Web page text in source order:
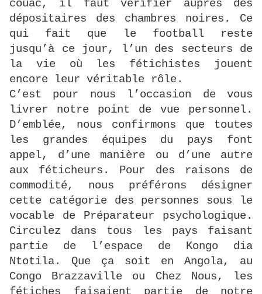
couac, il faut vérifier auprès des
dépositaires des chambres noires. Ce
qui fait que le football reste
jusqu’à ce jour, l’un des secteurs de
la vie où les fétichistes jouent
encore leur véritable rôle.
C’est pour nous l’occasion de vous
livrer notre point de vue personnel.
D’emblée, nous confirmons que toutes
les grandes équipes du pays font
appel, d’une manière ou d’une autre
aux féticheurs. Pour des raisons de
commodité, nous préférons désigner
cette catégorie des personnes sous le
vocable de Préparateur psychologique.
Circulez dans tous les pays faisant
partie de l’espace de Kongo dia
Ntotila. Que ça soit en Angola, au
Congo Brazzaville ou Chez Nous, les